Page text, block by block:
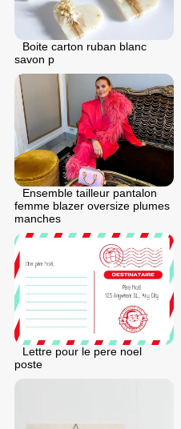
Boite carton ruban blanc
savon p
Ensemble tailleur pantalon
femme blazer oversize plumes
manches
Lettre pour le pere noel
poste